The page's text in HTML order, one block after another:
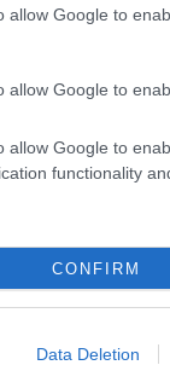
allow Google to
allow Google to
allow Google to
functionality
CONFIRM
Data Deletion
in
grano. I
ad
Nato più
comuni
tutte le
globale.